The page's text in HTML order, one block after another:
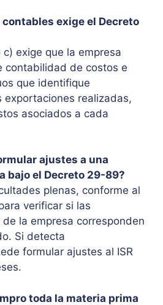
exige el Decreto
c) exige que la empresa
contabilidad de costos e
que identifique
exportaciones realizadas,
asociados a cada
ajustes a una
bajo el Decreto 29-89?
plenas, conforme al
verificar si las
la empresa corresponden
Si detecta
formular ajustes al ISR
toda la materia prima